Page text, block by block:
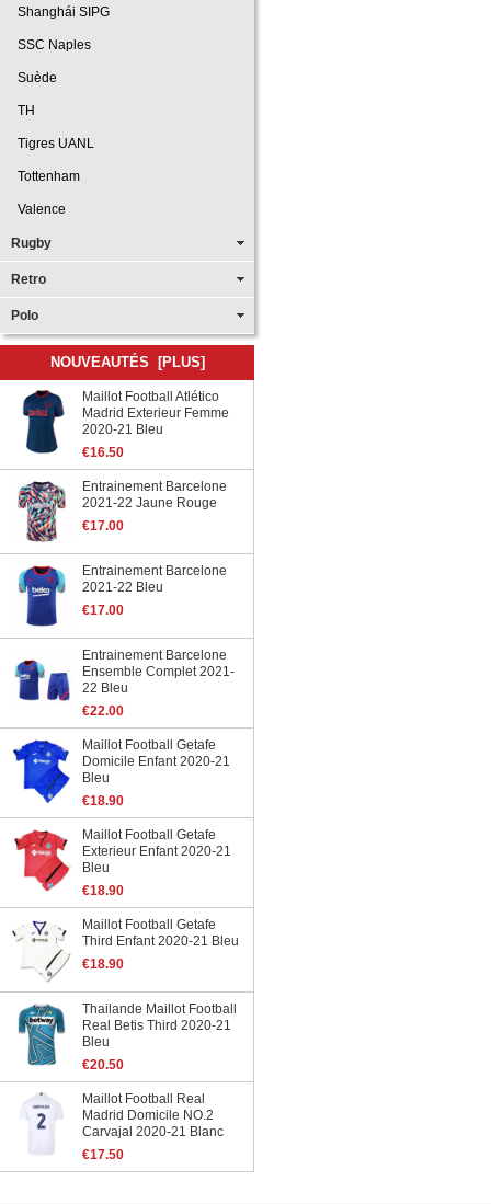
Shanghái SIPG
SSC Naples
Suède
TH
Tigres UANL
Tottenham
Valence
Rugby
Retro
Polo
NOUVEAUTÉS [PLUS]
Maillot Football Atlético
Madrid Exterieur Femme
2020-21 Bleu
€16.50
Entrainement Barcelone
2021-22 Jaune Rouge
€17.00
Entrainement Barcelone
2021-22 Bleu
€17.00
Entrainement Barcelone
Ensemble Complet 2021-
22 Bleu
€22.00
Maillot Football Getafe
Domicile Enfant 2020-21
Bleu
€18.90
Maillot Football Getafe
Exterieur Enfant 2020-21
Bleu
€18.90
Maillot Football Getafe
Third Enfant 2020-21 Bleu
€18.90
Thailande Maillot Football
Real Betis Third 2020-21
Bleu
€20.50
Maillot Football Real
Madrid Domicile NO.2
Carvajal 2020-21 Blanc
€17.50